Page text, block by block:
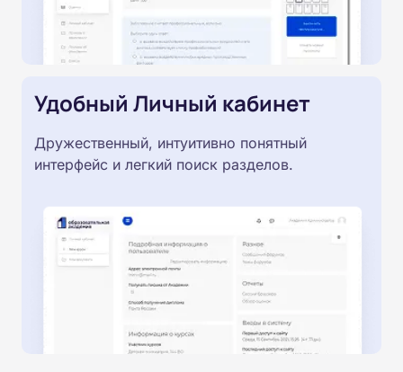
Удобный Личный кабинет
Дружественный, интуитивно понятный
интерфейс и легкий поиск разделов.